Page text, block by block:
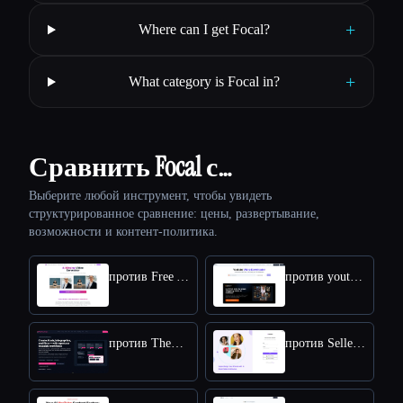
Where can I get Focal? +
What category is Focal in? +
Сравнить Focal с…
Выберите любой инструмент, чтобы увидеть
структурированное сравнение: цены, развертывание,
возможности и контент-политика.
против Free AI kissing video generator против youtube video downloader
против TheFluxTrain против SellerPic AI